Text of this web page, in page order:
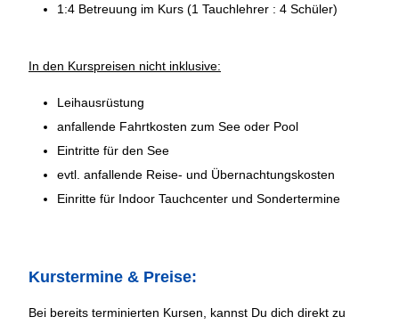
1:4 Betreuung im Kurs (1 Tauchlehrer : 4 Schüler)
In den Kurspreisen nicht inklusive:
Leihausrüstung
anfallende Fahrtkosten zum See oder Pool
Eintritte für den See
evtl. anfallende Reise- und Übernachtungskosten
Einritte für Indoor Tauchcenter und Sondertermine
Kurstermine & Preise:
Bei bereits terminierten Kursen, kannst Du dich direkt zu